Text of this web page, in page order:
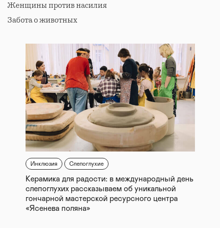
Женщины против насилия
Забота о животных
Инклюзия Слепоглухие
Керамика для радости: в международный день
слепоглухих рассказываем об уникальной
гончарной мастерской ресурсного центра
«Ясенева поляна»